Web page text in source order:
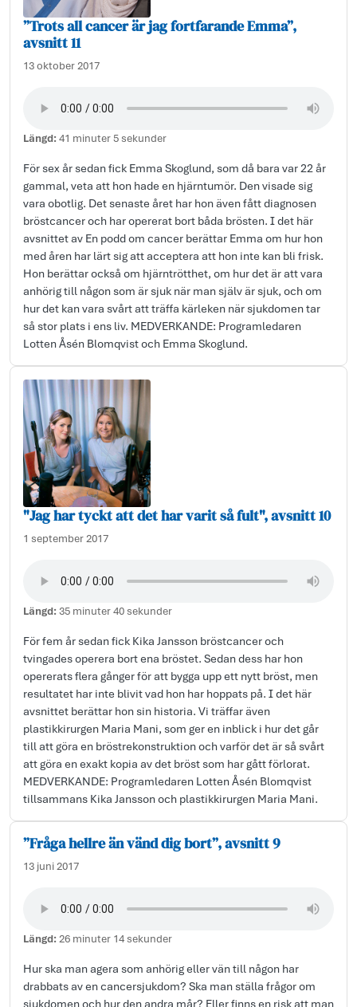
”Trots all cancer är jag fortfarande Emma”,
avsnitt 11
13 oktober 2017
Längd:41 minuter 5 sekunder
För sex år sedan fick Emma Skoglund, som då bara var 22 år
gammal, veta att hon hade en hjärntumör. Den visade sig
vara obotlig. Det senaste året har hon även fått diagnosen
bröstcancer och har opererat bort båda brösten. I det här
avsnittet av En podd om cancer berättar Emma om hur hon
med åren har lärt sig att acceptera att hon inte kan bli frisk.
Hon berättar också om hjärntrötthet, om hur det är att vara
anhörig till någon som är sjuk när man själv är sjuk, och om
hur det kan vara svårt att träffa kärleken när sjukdomen tar
så stor plats i ens liv. MEDVERKANDE: Programledaren
Lotten Åsén Blomqvist och Emma Skoglund.
"Jag har tyckt att det har varit så fult", avsnitt 10
1 september 2017
Längd:35 minuter 40 sekunder
För fem år sedan fick Kika Jansson bröstcancer och
tvingades operera bort ena bröstet. Sedan dess har hon
opererats flera gånger för att bygga upp ett nytt bröst, men
resultatet har inte blivit vad hon har hoppats på. I det här
avsnittet berättar hon sin historia. Vi träffar även
plastikkirurgen Maria Mani, som ger en inblick i hur det går
till att göra en bröstrekonstruktion och varför det är så svårt
att göra en exakt kopia av det bröst som har gått förlorat.
MEDVERKANDE: Programledaren Lotten Åsén Blomqvist
tillsammans Kika Jansson och plastikkirurgen Maria Mani.
”Fråga hellre än vänd dig bort”, avsnitt 9
13 juni 2017
Längd:26 minuter 14 sekunder
Hur ska man agera som anhörig eller vän till någon har
drabbats av en cancersjukdom? Ska man ställa frågor om
sjukdomen och hur den andra mår? Eller finns en risk att man